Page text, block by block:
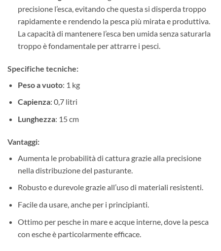
precisione l’esca, evitando che questa si disperda troppo
rapidamente e rendendo la pesca più mirata e produttiva.
La capacità di mantenere l’esca ben umida senza saturarla
troppo è fondamentale per attrarre i pesci.
Specifiche tecniche:
Peso a vuoto: 1 kg
Capienza: 0,7 litri
Lunghezza: 15 cm
Vantaggi:
Aumenta le probabilità di cattura grazie alla precisione
nella distribuzione del pasturante.
Robusto e durevole grazie all’uso di materiali resistenti.
Facile da usare, anche per i principianti.
Ottimo per pesche in mare e acque interne, dove la pesca
con esche è particolarmente efficace.